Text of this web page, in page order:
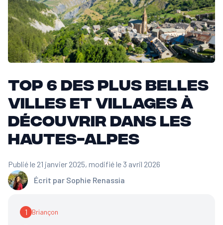
Top 6 des plus belles
villes et villages à
découvrir dans les
Hautes-Alpes
Écrit par Sophie Renassia
Publié le 21 janvier 2025, modifié le 3 avril 2026
1 Briançon